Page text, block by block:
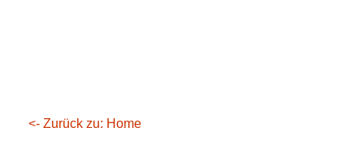
<- Zurück zu: Home